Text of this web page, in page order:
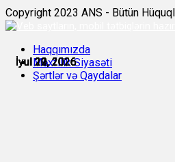
İyul 19, 2026
İyul 20, 2026
İyul 20, 2026
İyul 21, 2026
İyul 21, 2026
İyul 22, 2026
Copyright 2023 ANS - Bütün
Haqqımızda
Məxfilik Siyasəti
Şərtlər və Qaydalar